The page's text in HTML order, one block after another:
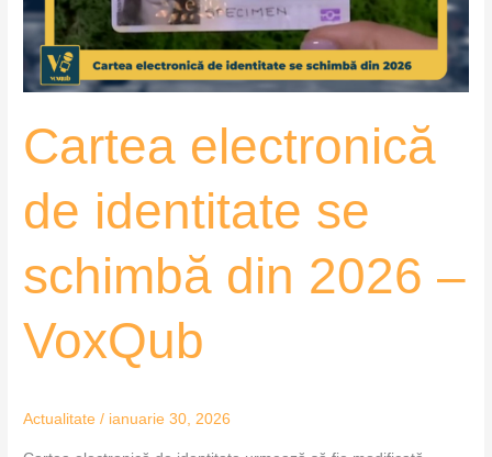
Cartea electronică
de identitate se
schimbă din 2026 –
VoxQub
Actualitate / ianuarie 30, 2026
din
2026
–